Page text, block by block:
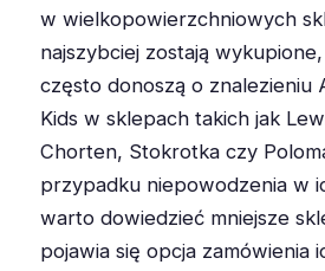
w wielkopowierzchniowych
najszybciej zostają
często donoszą o znalezieniu
Kids w sklepach takich jak
Chorten, Stokrotka czy
przypadku niepowodzenia w
warto dowiedzieć mniejsze
pojawia się opcja zamówienia